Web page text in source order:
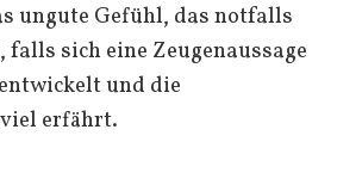
ungute Gefühl, das notfalls
sich eine Zeugenaussage
und die
erfährt.